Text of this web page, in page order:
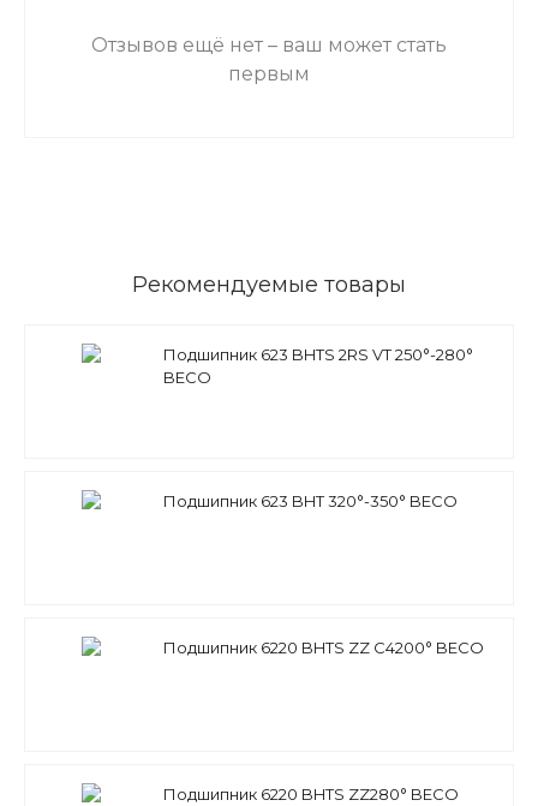
Отзывов ещё нет – ваш может стать
первым
Рекомендуемые товары
Подшипник 623 BHTS 2RS VT 250°-280°
BECO
Подшипник 623 BHT 320°-350° BECO
Подшипник 6220 BHTS ZZ C4200° BECO
Подшипник 6220 BHTS ZZ280° BECO